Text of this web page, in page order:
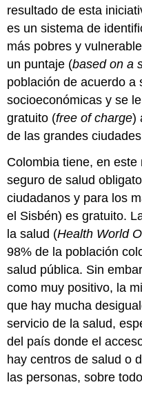
resultado de esta
es un sistema de
más pobres y
un puntaje (based on a
población de acuerdo a
socioeconómicas y se
gratuito (free of charge)
de las grandes
Colombia tiene, en
seguro de salud
ciudadanos y para los
el Sisbén) es gratuito.
la salud (Health World
98% de la población
salud pública. Sin
como muy positivo, la
que hay mucha
servicio de la salud,
del país donde el
hay centros de salud o
las personas, sobre